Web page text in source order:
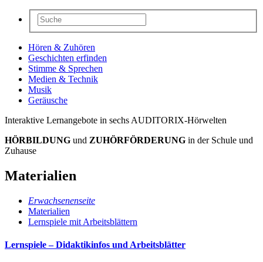
Hören & Zuhören
Geschichten erfinden
Stimme & Sprechen
Medien & Technik
Musik
Geräusche
Interaktive Lernangebote in sechs AUDITORIX-Hörwelten
HÖRBILDUNG und ZUHÖRFÖRDERUNG in der Schule und
Zuhause
Materialien
Erwachsenenseite
Materialien
Lernspiele mit Arbeitsblättern
Lernspiele – Didaktikinfos und Arbeitsblätter